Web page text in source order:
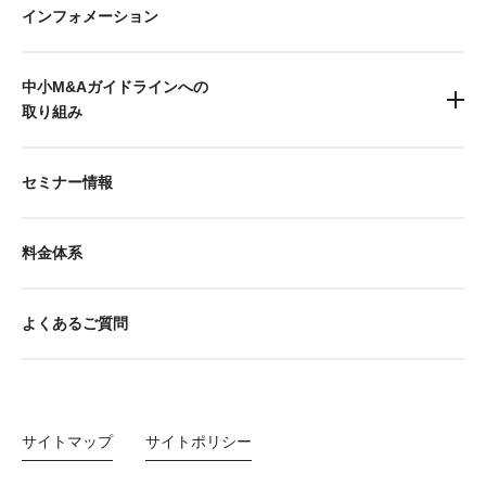
インフォメーション
中小M&Aガイドラインへの
取り組み
セミナー情報
料金体系
よくあるご質問
サイトマップ サイトポリシー